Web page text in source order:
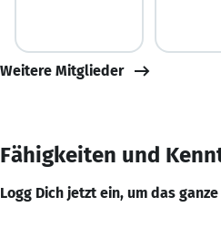
Weitere Mitglieder
Fähigkeiten und
Logg Dich jetzt ein, um das